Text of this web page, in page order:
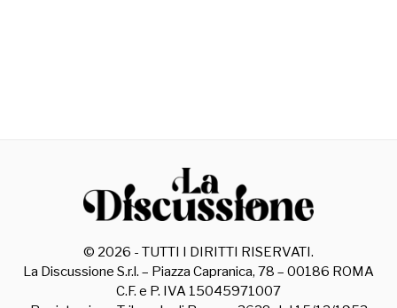
© 2026 - TUTTI I DIRITTI RISERVATI.
La Discussione S.r.l. – Piazza Capranica, 78 – 00186 ROMA
C.F. e P. IVA 15045971007